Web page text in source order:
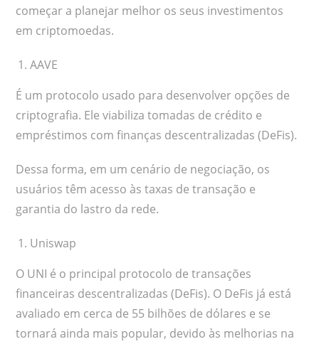
começar a planejar melhor os seus investimentos
em criptomoedas.
AAVE
É um protocolo usado para desenvolver opções de
criptografia. Ele viabiliza tomadas de crédito e
empréstimos com finanças descentralizadas (DeFis).
Dessa forma, em um cenário de negociação, os
usuários têm acesso às taxas de transação e
garantia do lastro da rede.
Uniswap
O UNI é o principal protocolo de transações
financeiras descentralizadas (DeFis). O DeFis já está
avaliado em cerca de 55 bilhões de dólares e se
tornará ainda mais popular, devido às melhorias na